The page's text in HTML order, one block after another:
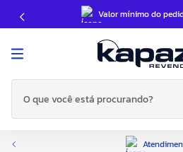
Valor mínimo do
O que você está procurando?